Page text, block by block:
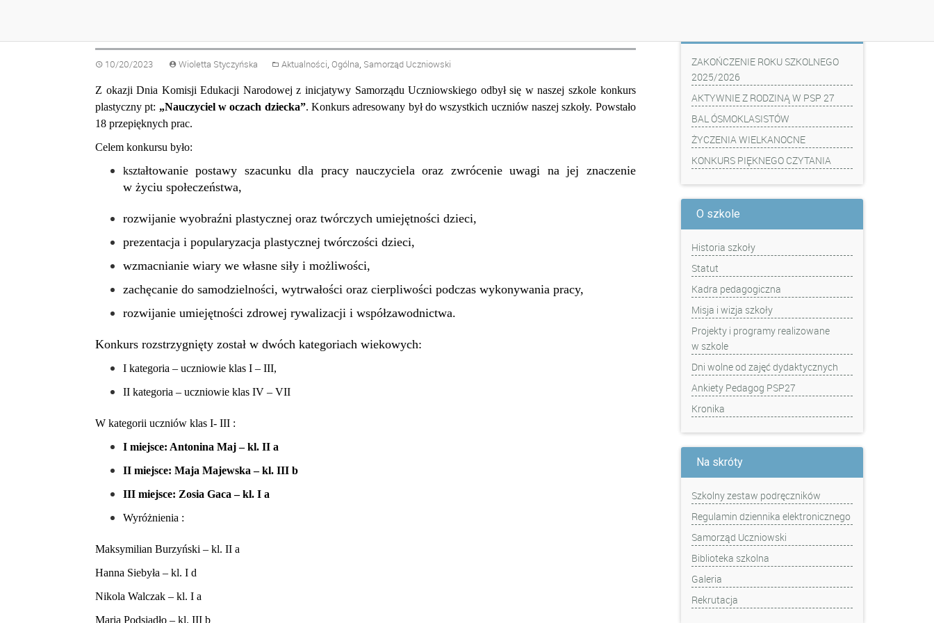
10/20/2023 Wioletta Styczyńska Aktualności, Ogólna, Samorząd Uczniowski
Z okazji Dnia Komisji Edukacji Narodowej z inicjatywy Samorządu Uczniowskiego odbył się w naszej szkole konkurs
plastyczny pt: „Nauczyciel w oczach dziecka”. Konkurs adresowany był do wszystkich uczniów naszej szkoły. Powstało
18 przepięknych prac.
Celem konkursu było:
kształtowanie postawy szacunku dla pracy nauczyciela oraz zwrócenie uwagi na jej znaczenie
w życiu społeczeństwa,
rozwijanie wyobraźni plastycznej oraz twórczych umiejętności dzieci,
prezentacja i popularyzacja plastycznej twórczości dzieci,
wzmacnianie wiary we własne siły i możliwości,
zachęcanie do samodzielności, wytrwałości oraz cierpliwości podczas wykonywania pracy,
rozwijanie umiejętności zdrowej rywalizacji i współzawodnictwa.
Konkurs rozstrzygnięty został w dwóch kategoriach wiekowych:
I kategoria – uczniowie klas I – III,
II kategoria – uczniowie klas IV – VII
W kategorii uczniów klas I- III :
I miejsce: Antonina Maj – kl. II a
II miejsce: Maja Majewska – kl. III b
III miejsce: Zosia Gaca – kl. I a
Wyróżnienia :
Maksymilian Burzyński – kl. II a
Hanna Siebyła – kl. I d
Nikola Walczak – kl. I a
Maria Podsiadło – kl. III b
ZAKOŃCZENIE ROKU SZKOLNEGO
2025/2026
AKTYWNIE Z RODZINĄ W PSP 27
BAL ÓSMOKLASISTÓW
ŻYCZENIA WIELKANOCNE
KONKURS PIĘKNEGO CZYTANIA
O szkole
Historia szkoły
Statut
Kadra pedagogiczna
Misja i wizja szkoły
Projekty i programy realizowane
w szkole
Dni wolne od zajęć dydaktycznych
Ankiety Pedagog PSP27
Kronika
Na skróty
Szkolny zestaw podręczników
Regulamin dziennika elektronicznego
Samorząd Uczniowski
Biblioteka szkolna
Galeria
Rekrutacja